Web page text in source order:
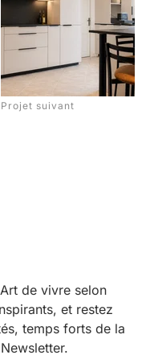
Projet suivant
de vivre selon
et restez
temps forts de la